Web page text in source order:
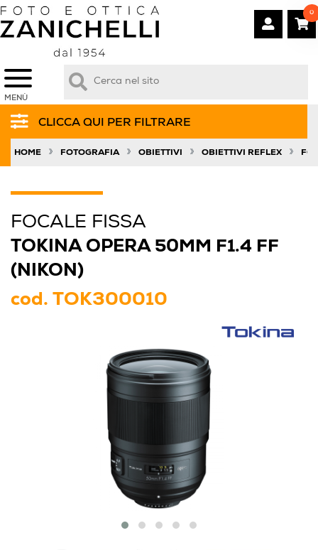
MENÙ
0
CLICCA QUI PER FILTRARE
HOME » FOTOGRAFIA » OBIETTIVI » OBIETTIVI REFLEX »
FOCALE FISSA
TOKINA OPERA 50MM F1.4 FF
(NIKON)
cod. TOK300010